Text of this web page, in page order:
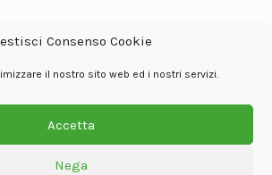
Consenso Cookie
il nostro sito web ed i nostri servizi.
Accetta
Nega
Dolom.it